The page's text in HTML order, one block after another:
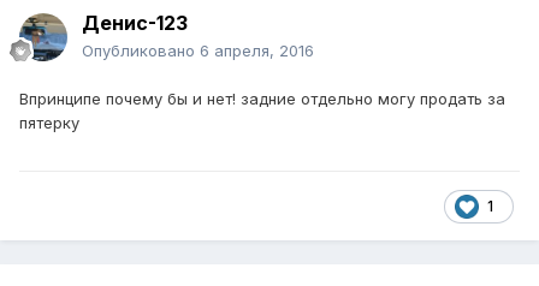
Денис-123
Опубликовано 6 апреля, 2016
Впринципе почему бы и нет! задние отдельно могу продать за
пятерку
1